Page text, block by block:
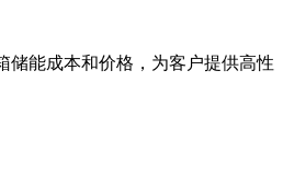
储能成本和价格，为客户提供高性